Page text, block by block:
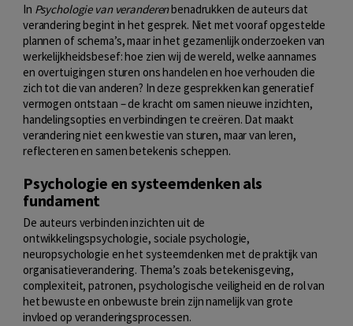
In Psychologie van veranderenbenadrukken de auteurs dat
verandering begint in het gesprek. Niet met vooraf opgestelde
plannen of schema’s, maar in het gezamenlijk onderzoeken van
werkelijkheidsbesef: hoe zien wij de wereld, welke aannames
en overtuigingen sturen ons handelen en hoe verhouden die
zich tot die van anderen? In deze gesprekken kan generatief
vermogen ontstaan – de kracht om samen nieuwe inzichten,
handelingsopties en verbindingen te creëren. Dat maakt
verandering niet een kwestie van sturen, maar van leren,
reflecteren en samen betekenis scheppen.
Psychologie en systeemdenken als
fundament
De auteurs verbinden inzichten uit de
ontwikkelingspsychologie, sociale psychologie,
neuropsychologie en het systeemdenken met de praktijk van
organisatieverandering. Thema’s zoals betekenisgeving,
complexiteit, patronen, psychologische veiligheid en de rol van
het bewuste en onbewuste brein zijn namelijk van grote
invloed op veranderingsprocessen.